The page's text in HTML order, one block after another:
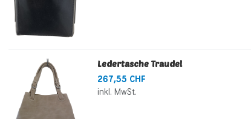
Ledertasche Traudel
267,55 CHF
inkl. MwSt.